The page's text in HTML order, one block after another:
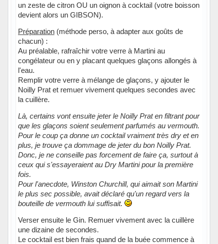
un zeste de citron OU un oignon à cocktail (votre boisson
devient alors un GIBSON).
Préparation(méthode perso, à adapter aux goûts de
chacun) :
Au préalable, rafraîchir votre verre à Martini au
congélateur ou en y placant quelques glaçons allongés à
l'eau.
Remplir votre verre à mélange de glaçons, y ajouter le
Noilly Prat et remuer vivement quelques secondes avec
la cuillère.
Là, certains vont ensuite jeter le Noilly Prat en filtrant pour
que les glaçons soient seulement parfumés au vermouth.
Pour le coup ça donne un cocktail vraiment très dry et en
plus, je trouve ça dommage de jeter du bon Noilly Prat.
Donc, je ne conseille pas forcement de faire ça, surtout à
ceux qui s'essayeraient au Dry Martini pour la première
fois.
Pour l'anecdote, Winston Churchill, qui aimait son Martini
le plus sec possible, avait déclaré qu'un regard vers la
bouteille de vermouth lui suffisait.
Verser ensuite le Gin. Remuer vivement avec la cuillère
une dizaine de secondes.
Le cocktail est bien frais quand de la buée commence à